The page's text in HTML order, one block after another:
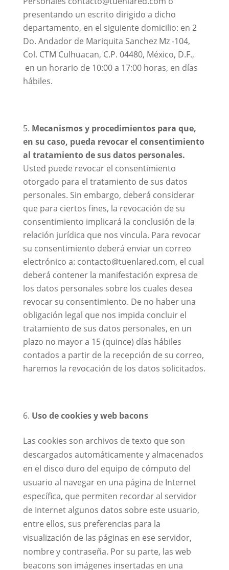
presentando un escrito dirigido a dicho
departamento, en el siguiente domicilio: en 2
Do. Andador de Mariquita Sanchez Mz -104,
Col. CTM Culhuacan, C.P. 04480, México, D.F.,
en un horario de 10:00 a 17:00 horas, en días
hábiles.
Mecanismos y procedimientos para que,
en su caso, pueda revocar el consentimiento
al tratamiento de sus datos personales.
Usted puede revocar el consentimiento
otorgado para el tratamiento de sus datos
personales. Sin embargo, deberá considerar
que para ciertos fines, la revocación de su
consentimiento implicará la conclusión de la
relación jurídica que nos vincula. Para revocar
su consentimiento deberá enviar un correo
electrónico a: contacto@tuenlared.com, el cual
deberá contener la manifestación expresa de
los datos personales sobre los cuales desea
revocar su consentimiento. De no haber una
obligación legal que nos impida concluir el
tratamiento de sus datos personales, en un
plazo no mayor a 15 (quince) días hábiles
contados a partir de la recepción de su correo,
haremos la revocación de los datos solicitados.
Uso de cookies y web bacons
Las cookies son archivos de texto que son
descargados automáticamente y almacenados
en el disco duro del equipo de cómputo del
usuario al navegar en una página de Internet
específica, que permiten recordar al servidor
de Internet algunos datos sobre este usuario,
entre ellos, sus preferencias para la
visualización de las páginas en ese servidor,
nombre y contraseña. Por su parte, las web
beacons son imágenes insertadas en una